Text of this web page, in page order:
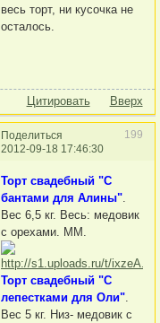
весь торт, ни кусочка не
осталось.
Цитировать Вверх
Поделиться
199
2012-09-18 17:46:30
Торт свадебный "С
бантами для Алины"
Вес 6,5 кг. Весь: медовик
с орехами. ММ.
Торт свадебный "С
лепестками для Оли"
Вес 5 кг. Низ- медовик с